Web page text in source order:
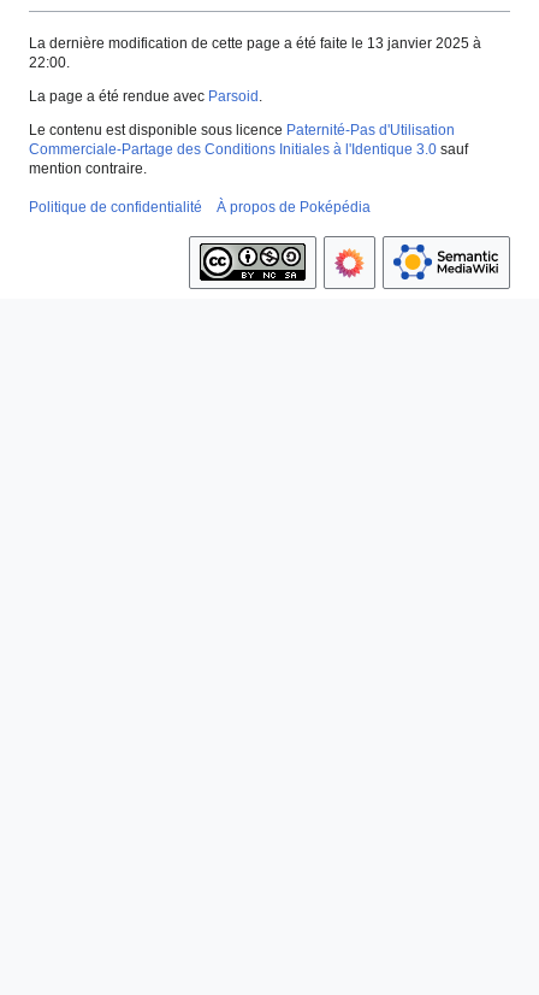
La dernière modification de cette page a été faite le 13 janvier 2025 à
22:00.
La page a été rendue avec Parsoid
Le contenu est disponible sous licence Paternité-Pas d'Utilisation
Commerciale-Partage des Conditions Initiales à l'Identique 3.0 sauf
mention contraire.
Politique de confidentialité À propos de Poképédia